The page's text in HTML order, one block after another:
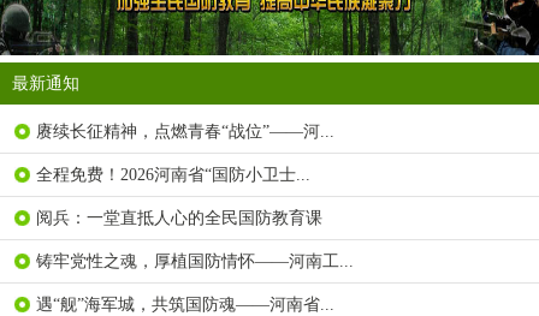
最新通知
赓续长征精神，点燃青春“战位”——河...
全程免费！2026河南省“国防小卫士...
阅兵：一堂直抵人心的全民国防教育课
铸牢党性之魂，厚植国防情怀——河南工...
遇“舰”海军城，共筑国防魂——河南省...